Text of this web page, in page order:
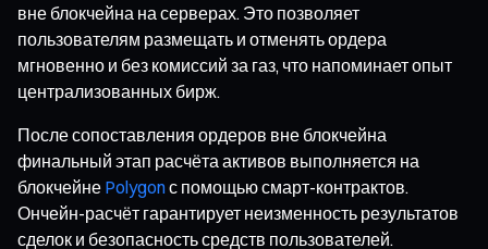
вне блокчейна на серверах. Это позволяет
пользователям размещать и отменять ордера
мгновенно и без комиссий за газ, что напоминает опыт
централизованных бирж.
После сопоставления ордеров вне блокчейна
финальный этап расчёта активов выполняется на
блокчейне Polygonс помощью смарт-контрактов.
Ончейн-расчёт гарантирует неизменность результатов
сделок и безопасность средств пользователей.